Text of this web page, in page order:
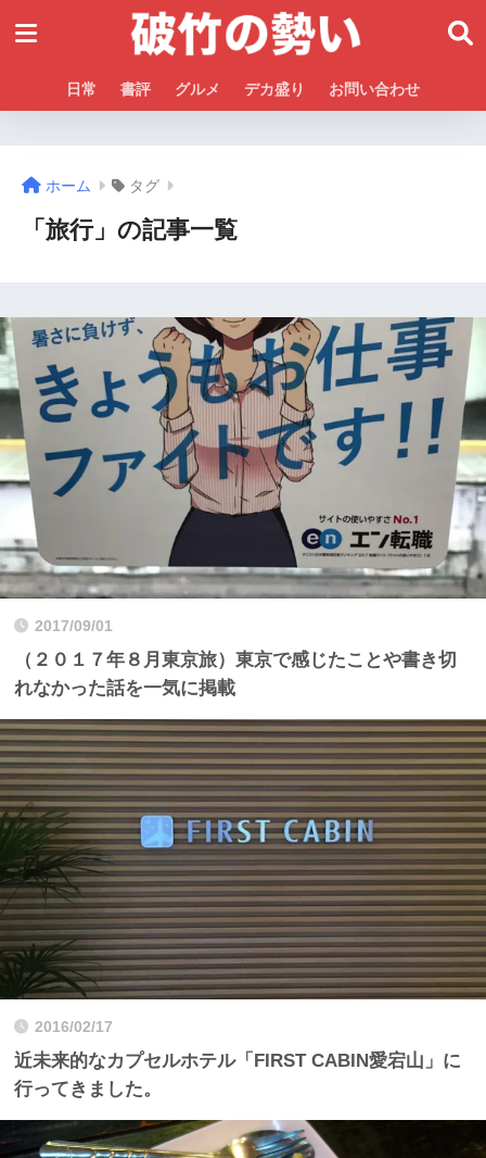
日常 書評 グルメ デカ盛り お問い合わせ
ホーム タグ
「旅行」の記事一覧
2017/09/01
（２０１７年８月東京旅）東京で感じたことや書き切
れなかった話を一気に掲載
2016/02/17
近未来的なカプセルホテル「FIRST CABIN愛宕山」に
行ってきました。